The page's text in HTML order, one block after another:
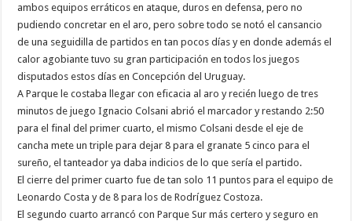
ambos equipos erráticos en ataque, duros en defensa, pero no
pudiendo concretar en el aro, pero sobre todo se notó el cansancio
de una seguidilla de partidos en tan pocos días y en donde además el
calor agobiante tuvo su gran participación en todos los juegos
disputados estos días en Concepción del Uruguay.
A Parque le costaba llegar con eficacia al aro y recién luego de tres
minutos de juego Ignacio Colsani abrió el marcador y restando 2:50
para el final del primer cuarto, el mismo Colsani desde el eje de
cancha mete un triple para dejar 8 para el granate 5 cinco para el
sureño, el tanteador ya daba indicios de lo que sería el partido.
El cierre del primer cuarto fue de tan solo 11 puntos para el equipo de
Leonardo Costa y de 8 para los de Rodríguez Costoza.
El segundo cuarto arrancó con Parque Sur más certero y seguro en